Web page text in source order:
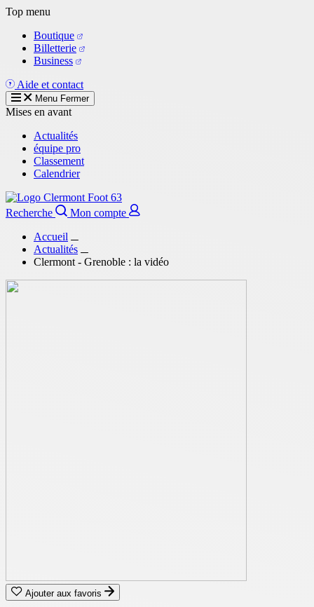
Aller
contenu
principal
Top menu
Boutique
Billetterie
Business
Aide et contact
Menu Fermer
Mises en avant
Actualités
équipe pro
Classement
Calendrier
Recherche
Mon compte
Accueil
Actualités
Clermont - Grenoble : la vidéo
Ajouter aux favoris